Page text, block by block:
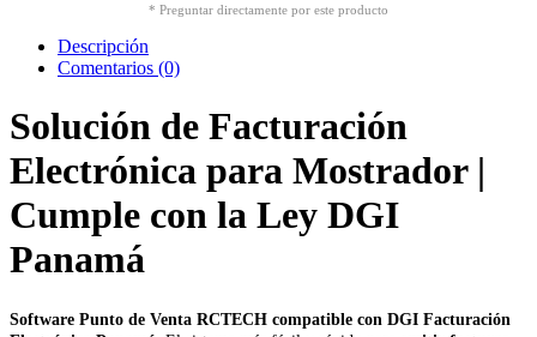
* Preguntar directamente por este producto
Descripción
Comentarios (0)
Solución de Facturación
Electrónica para Mostrador |
Cumple con la Ley DGI
Panamá
Software Punto de Venta RCTECH compatible con DGI Facturación